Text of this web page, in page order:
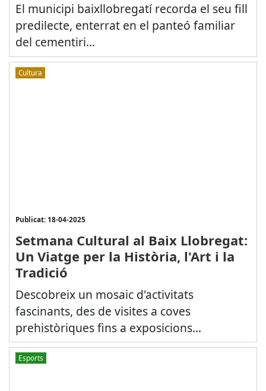
El municipi baixllobregatí recorda el seu fill
predilecte, enterrat en el panteó familiar
del cementiri...
Cultura
Publicat: 18-04-2025
Setmana Cultural al Baix Llobregat:
Un Viatge per la Història, l'Art i la
Tradició
Descobreix un mosaic d'activitats
fascinants, des de visites a coves
prehistòriques fins a exposicions...
Esports